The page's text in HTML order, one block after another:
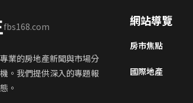
fbs168.com
業的房地產新聞與市場分
。我們提供深入的專題報
。
網站導覽
房市焦點
國際地產